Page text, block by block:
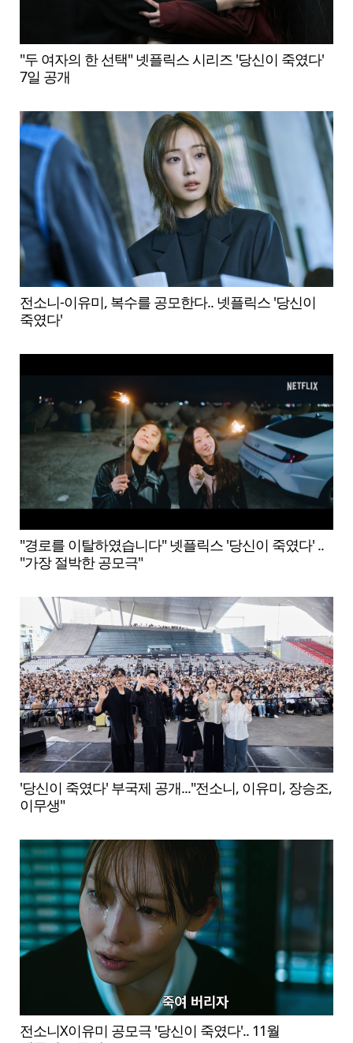
"두 여자의 한 선택" 넷플릭스 시리즈 '당신이 죽였다'
7일 공개
전소니-이유미, 복수를 공모한다.. 넷플릭스 '당신이
죽였다'
"경로를 이탈하였습니다" 넷플릭스 '당신이 죽였다' ..
"가장 절박한 공모극"
'당신이 죽였다' 부국제 공개..."전소니, 이유미, 장승조,
이무생"
전소니X이유미 공모극 '당신이 죽였다'.. 11월